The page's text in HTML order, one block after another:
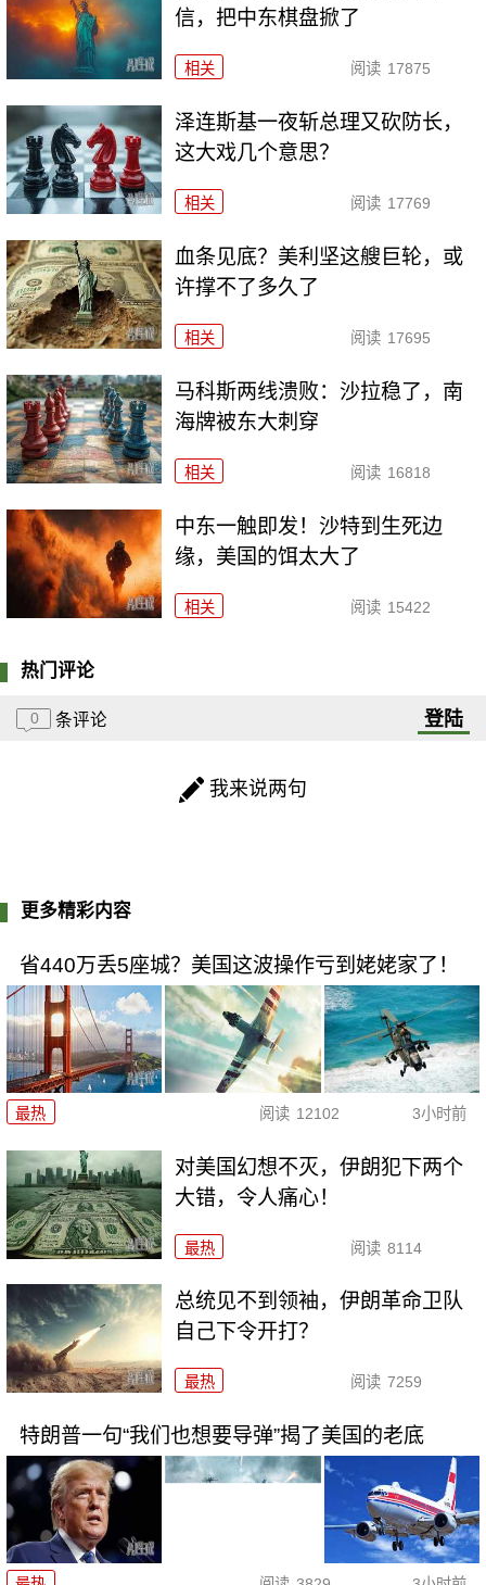
信，把中东棋盘掀了
相关 阅读 17875
泽连斯基一夜斩总理又砍防长，
这大戏几个意思？
相关 阅读 17769
血条见底？美利坚这艘巨轮，或
许撑不了多久了
相关 阅读 17695
马科斯两线溃败：沙拉稳了，南
海牌被东大刺穿
相关 阅读 16818
中东一触即发！沙特到生死边
缘，美国的饵太大了
相关 阅读 15422
热门评论
0 条评论 登陆
我来说两句
更多精彩内容
省440万丢5座城？美国这波操作亏到姥姥家了！
最热 阅读 12102 3小时前
对美国幻想不灭，伊朗犯下两个
大错，令人痛心！
最热 阅读 8114
总统见不到领袖，伊朗革命卫队
自己下令开打？
最热 阅读 7259
特朗普一句“我们也想要导弹”揭了美国的老底